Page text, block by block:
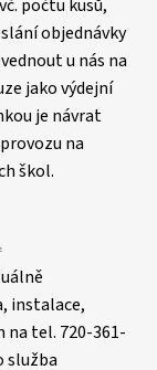
počtu kusů,
objednávky
u nás na
jako výdejní
je návrat
na
škol.
instalace,
na tel. 720-361-
služba